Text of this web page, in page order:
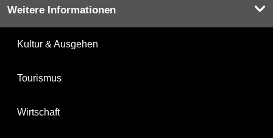
Weitere Informationen
Kultur & Ausgehen
Tourismus
Wirtschaft